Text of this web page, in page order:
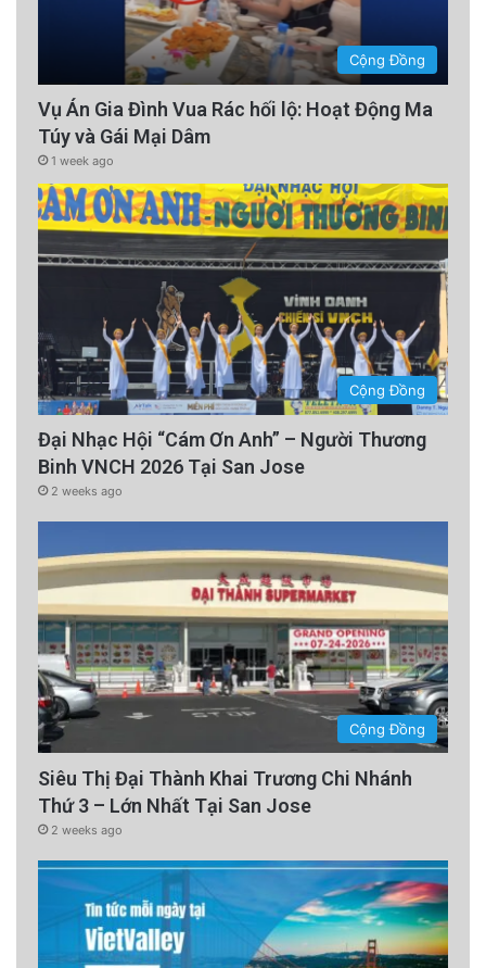
Cộng Đồng
Vụ Án Gia Đình Vua Rác hối lộ: Hoạt Động Ma
Túy và Gái Mại Dâm
1 week ago
Cộng Đồng
Đại Nhạc Hội “Cám Ơn Anh” – Người Thương
Binh VNCH 2026 Tại San Jose
2 weeks ago
Cộng Đồng
Siêu Thị Đại Thành Khai Trương Chi Nhánh
Thứ 3 – Lớn Nhất Tại San Jose
2 weeks ago